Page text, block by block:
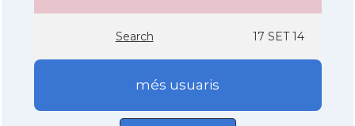
Search 17 SET 14
més usuaris